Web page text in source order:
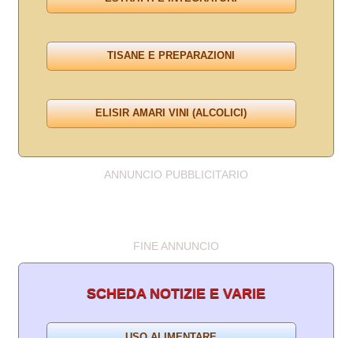
ANNUNCIO PUBBLICITARIO
FINE ANNUNCIO
SCHEDA NOTIZIE E VARIE